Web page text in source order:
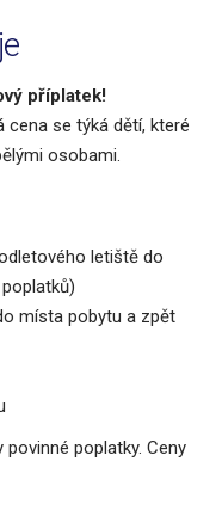
příplatek!
cena se týká dětí, které
osobami.
letiště do
místa pobytu a zpět
poplatky. Ceny